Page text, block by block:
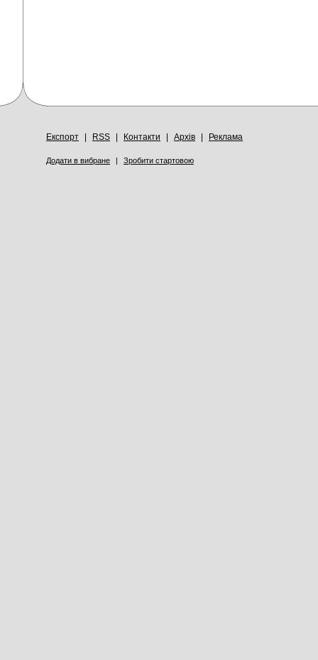
Експорт RSS Контакти Архів Реклама
Додати в вибране | Зробити стартовою